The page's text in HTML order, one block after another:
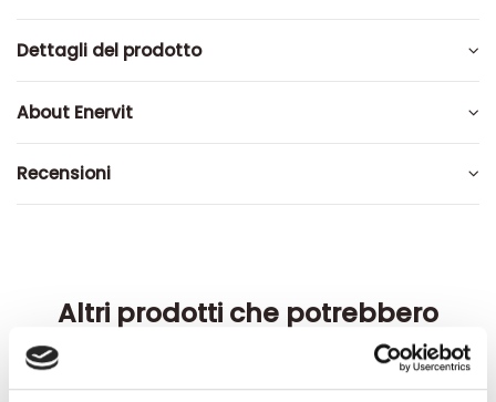
Dettagli del prodotto
About Enervit
Recensioni
Altri prodotti che potrebbero